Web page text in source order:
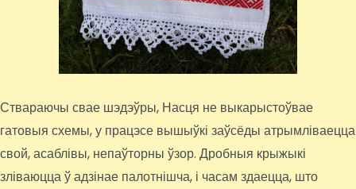
Ствараючы свае шэдэўры, Насця не выкарыстоўвае
гатовыя схемы, у працэсе вышыўкі заўсёды атрымліваецца
свой, асаблівы, непаўторны ўзор. Дробныя крыжыкі
зліваюцца ў адзінае палотнішча, і часам здаецца, што